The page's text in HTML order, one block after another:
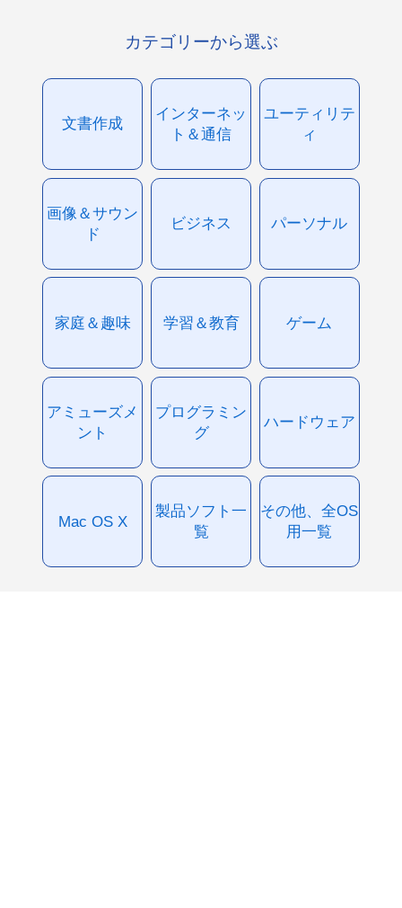
カテゴリーから選ぶ
文書作成
インターネッ
ト＆通信
ユーティリテ
ィ
画像＆サウン
ド
ビジネス パーソナル
家庭＆趣味 学習＆教育 ゲーム
アミューズメ
ント
プログラミン
グ
ハードウェア
Mac OS X
製品ソフト一
覧
その他、全OS
用一覧